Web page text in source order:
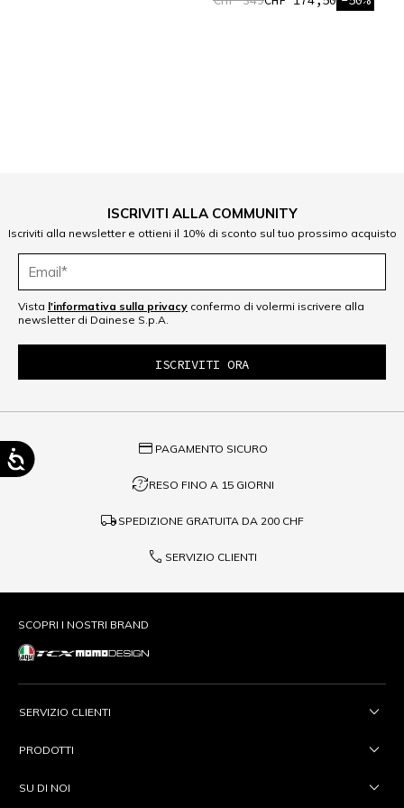
ISCRIVITI ALLA COMMUNITY
Iscriviti alla newsletter e ottieni il 10% di sconto sul tuo prossimo acquisto
Vista l'informativa sulla privacy confermo di volermi iscrivere alla
newsletter di Dainese S.p.A.
credit_card PAGAMENTO SICURO
question_exchangeRESO FINO A 15 GIORNI
local_shipping SPEDIZIONE GRATUITA DA 200 CHF
phone SERVIZIO CLIENTI
SCOPRI I NOSTRI BRAND
SERVIZIO CLIENTI
PRODOTTI
SU DI NOI